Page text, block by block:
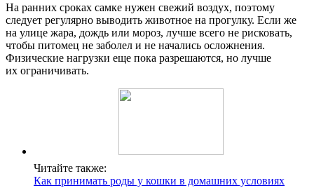
На ранних сроках самке нужен свежий воздух, поэтому
следует регулярно выводить животное на прогулку. Если же
на улице жара, дождь или мороз, лучше всего не рисковать,
чтобы питомец не заболел и не начались осложнения.
Физические нагрузки еще пока разрешаются, но лучше
их ограничивать.
Читайте также:
Как принимать роды у кошки в домашних условиях